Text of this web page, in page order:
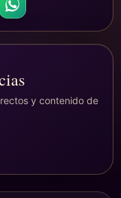
y contenido de